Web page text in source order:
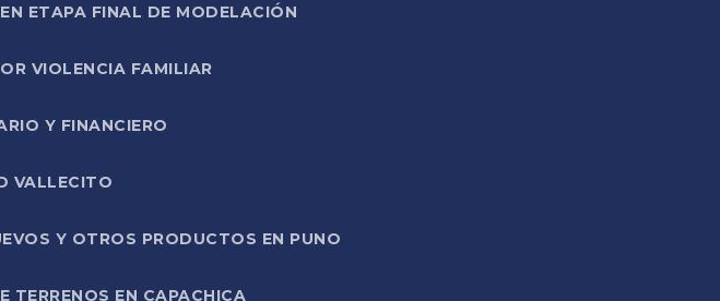
ETAPA FINAL DE MODELACIÓN
VIOLENCIA FAMILIAR
Y FINANCIERO
VALLECITO
Y OTROS PRODUCTOS EN PUNO
TERRENOS EN CAPACHICA